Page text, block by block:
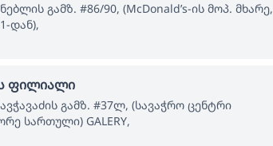
გამზ. #86/90, (McDonald’s-ის მოპ. მხარე,
დან),
ფილიალი
გამზ. #37ლ, (სავაჭრო ცენტრი
სართული) GALERY,